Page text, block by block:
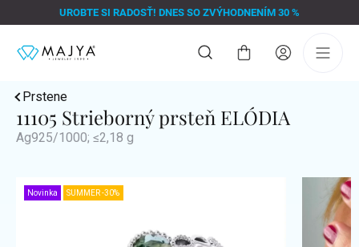
na
UROBTE SI RADOSŤ! DNES SO ZVÝHODNENÍM 30 %
Nákupný
Prstene
11105 Strieborný prsteň ELÓDIA
Ag925/1000; ≤2,18 g
Novinka SUMMER -30%